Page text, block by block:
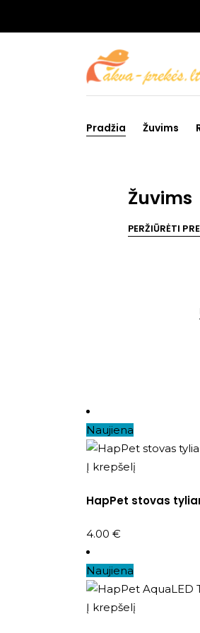
Pradžia Žuvims
Žuvims
PERŽIŪRĖTI
Naujiena
Į krepšelį
HapPet stovas
4.00 €
Naujiena
Į krepšelį